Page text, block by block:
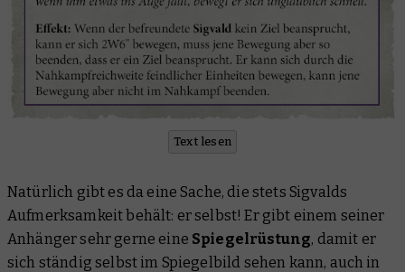
Text lesen
Natürlich gibt es da eine Sache, die stets Sigvalds
Aufmerksamkeit behält: er selbst! Er gibt einem seiner
Anhänger sehr gerne eine Spiegelrüstung, damit er
sich ständig selbst im Spiegelbild sehen kann, auch in